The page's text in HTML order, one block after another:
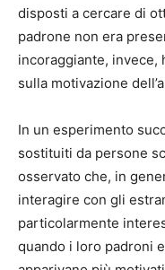
disposti a cercare di
padrone non era
incoraggiante, invece,
sulla motivazione
In un esperimento
sostituiti da persone
osservato che, in
interagire con gli
particolarmente
quando i loro padroni